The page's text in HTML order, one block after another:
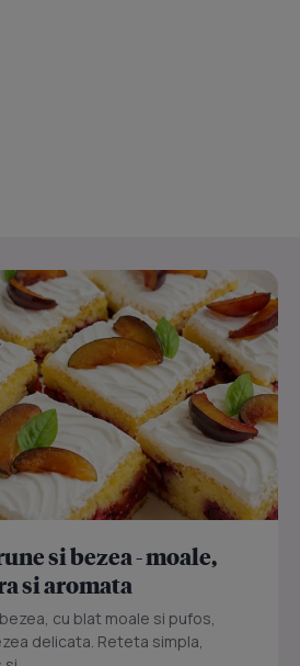
si bezea - moale,
si aromata
cu blat moale si pufos,
delicata. Reteta simpla,